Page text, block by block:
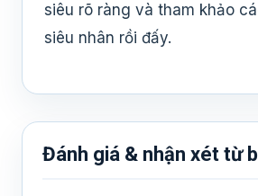
siêu rõ ràng và tham khảo
siêu nhân rồi đấy.
Đánh giá & nhận xét từ